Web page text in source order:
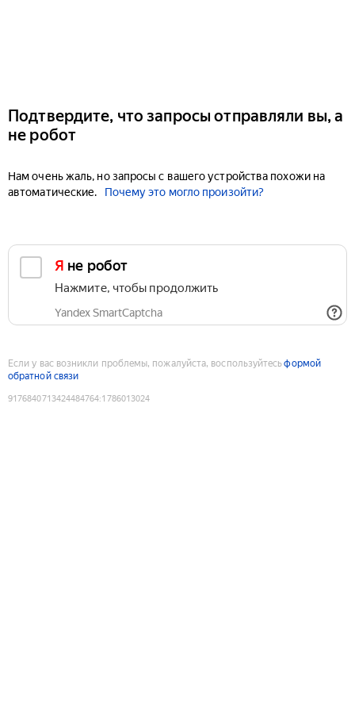
Подтвердите, что запросы отправляли вы, а
не робот
Нам очень жаль, но запросы с вашего устройства похожи на
автоматические.
Почему это могло произойти?
Я не робот
Нажмите, чтобы продолжить
Yandex SmartCaptcha
Если у вас возникли проблемы, пожалуйста, воспользуйтесьформой
обратной связи
9176840713424484764:1786013024